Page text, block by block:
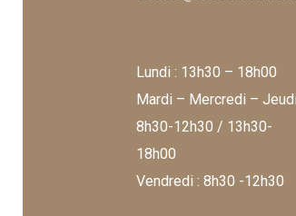
Lundi : 13h30 – 18h00
Mardi – Mercredi –
8h30-12h30 / 13h30-
18h00
Vendredi : 8h30 -12h30